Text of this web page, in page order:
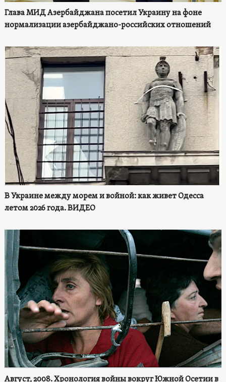
Глава МИД Азербайджана посетил Украину на фоне
нормализации азербайджано-российских отношений
В Украине между морем и войной: как живет Одесса
летом 2026 года. ВИДЕО
Август, 2008. Хронология войны вокруг Южной Осетии в